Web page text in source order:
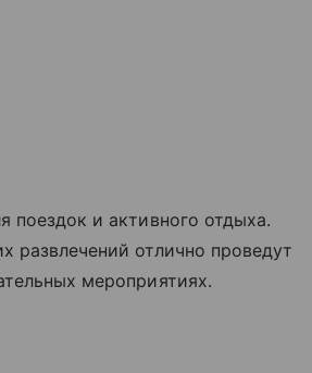
поездок и активного отдыха.
развлечений отлично проведут
мероприятиях.